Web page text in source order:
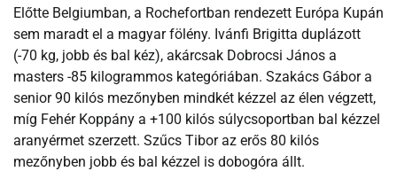
Előtte Belgiumban, a Rochefortban rendezett Európa Kupán
sem maradt el a magyar fölény. Ivánfi Brigitta duplázott
(-70 kg, jobb és bal kéz), akárcsak Dobrocsi János a
masters -85 kilogrammos kategóriában. Szakács Gábor a
senior 90 kilós mezőnyben mindkét kézzel az élen végzett,
míg Fehér Koppány a +100 kilós súlycsoportban bal kézzel
aranyérmet szerzett. Szűcs Tibor az erős 80 kilós
mezőnyben jobb és bal kézzel is dobogóra állt.